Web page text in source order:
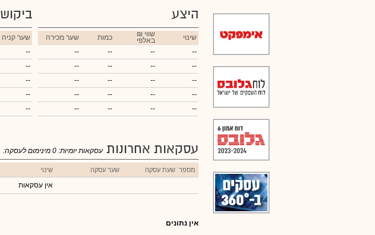
היצע
שינוי ₪ שווי
באלפי כמות
שער מכירה
--
--
--
--
--
--
--
--
--
--
--
--
--
--
--
--
--
--
--
--
ביקוש
שער קניה
--
--
--
--
--
עסקאות אחרונות עסקאות יומיות: 0 מינימום לעסקה:
מספר שעת עסקה שער עסקה שינוי
אין עסקאות
אין נתונים